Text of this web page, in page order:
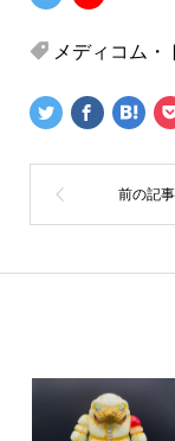
メディコム・